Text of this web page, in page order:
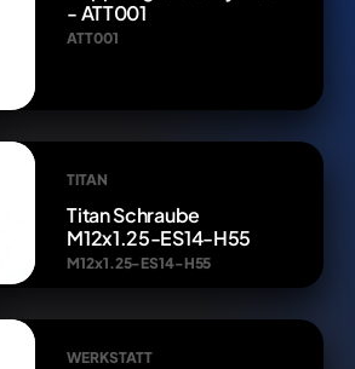
- ATT001
ATT001
TITAN
Titan Schraube
M12x1.25-ES14-H55
M12x1.25-ES14-H55
WERKSTATT